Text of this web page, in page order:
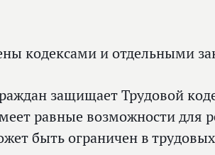
кодексами и отдельными
защищает Трудовой
равные возможности для
быть ограничен в